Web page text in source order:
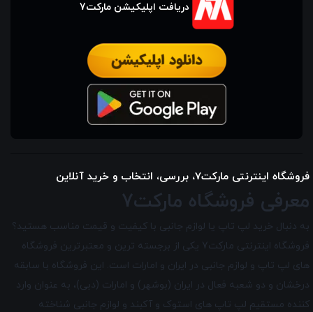
دریافت اپلیکیشن مارکت7
فروشگاه اینترنتی مارکت7، بررسی، انتخاب و خرید آنلاین
معرفی فروشگاه مارکت7
به دنبال خرید لپ تاپ یا لوازم جانبی با کیفیت و قیمت مناسب هستید؟
فروشگاه اینترنتی مارکت7 یکی از برجسته ترین و معتبرترین فروشگاه
های لپ تاپ و لوازم جانبی در ایران و امارات است. این فروشگاه با سابقه
درخشان و دو شعبه فعال در ایران (بوشهر) و امارات (دبی)، به عنوان وارد
کننده مستقیم لپ تاپ های استوک و آکبند و لوازم جانبی شناخته